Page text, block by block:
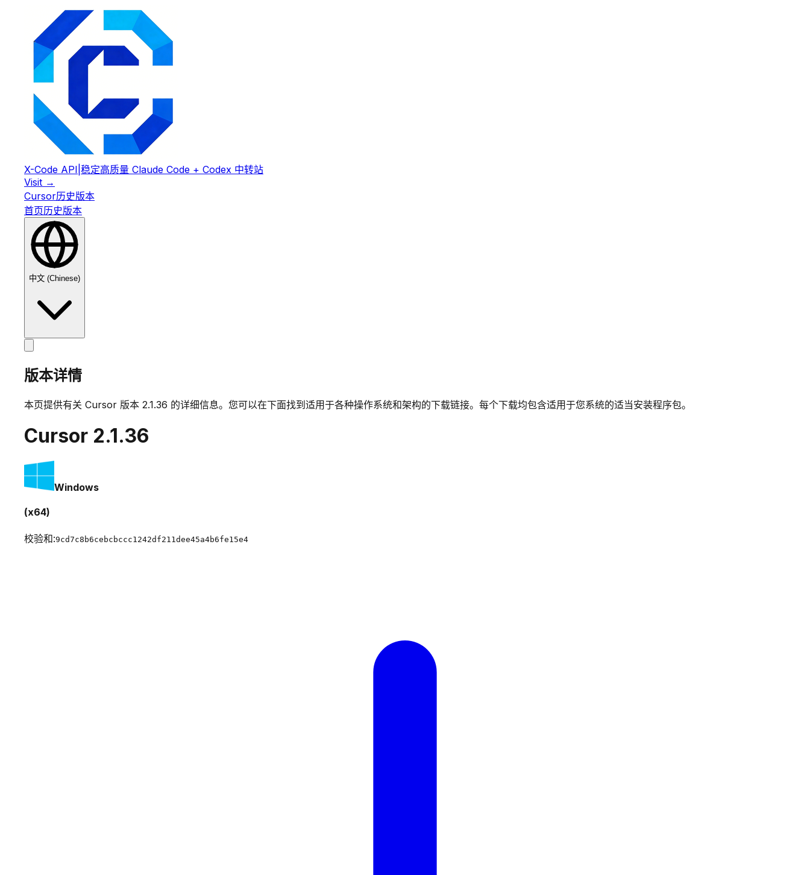
X-Code API 稳定高质量 Claude Code + Codex 中转站
Visit →
Cursor历史版本
首页历史版本
中文 (Chinese)
版本详情
本页提供有关 Cursor 版本 2.1.36 的详细信息。您可以在下面找到适用于各种操作系统和架构的下载链接。每个下载均包含适用于您系统的适当安装程序包。
Cursor 2.1.36
Windows
(x64)
校验和:9cd7c8b6cebcbccc1242df211dee45a4b6fe15e4